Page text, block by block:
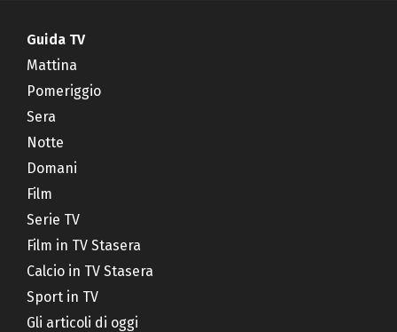
Guida TV
Mattina
Pomeriggio
Sera
Notte
Domani
Film
Serie TV
Film in TV Stasera
Calcio in TV Stasera
Sport in TV
Gli articoli di oggi